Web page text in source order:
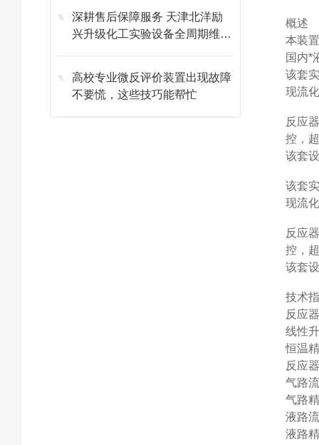
深耕售后保障服务 天津北洋励
兴升级化工实验设备全周期维保
高校专业微反评价装置出现故障
不要慌，这些技巧能帮忙
概述
本装
国内*
该套
现流
反应
控，
该套
该套
现流
反应
控，
该套
技术
反应
线性
恒温
反应
气路
气路
液路
液路